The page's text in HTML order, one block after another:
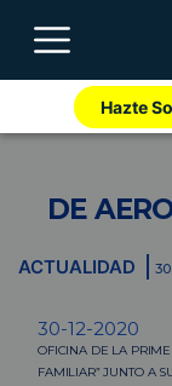
Hazte
DE
ACTUALIDAD
30-12-2020
OFICINA DE LA
FAMILIAR” JUNTO A